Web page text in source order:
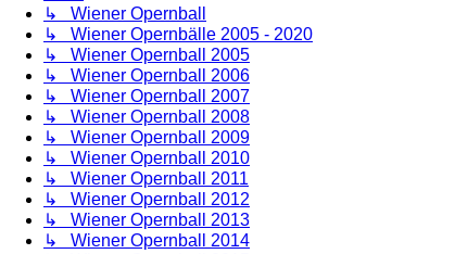
↳ Wiener Opernball
↳ Wiener Opernbälle 2005 - 2020
↳ Wiener Opernball 2005
↳ Wiener Opernball 2006
↳ Wiener Opernball 2007
↳ Wiener Opernball 2008
↳ Wiener Opernball 2009
↳ Wiener Opernball 2010
↳ Wiener Opernball 2011
↳ Wiener Opernball 2012
↳ Wiener Opernball 2013
↳ Wiener Opernball 2014